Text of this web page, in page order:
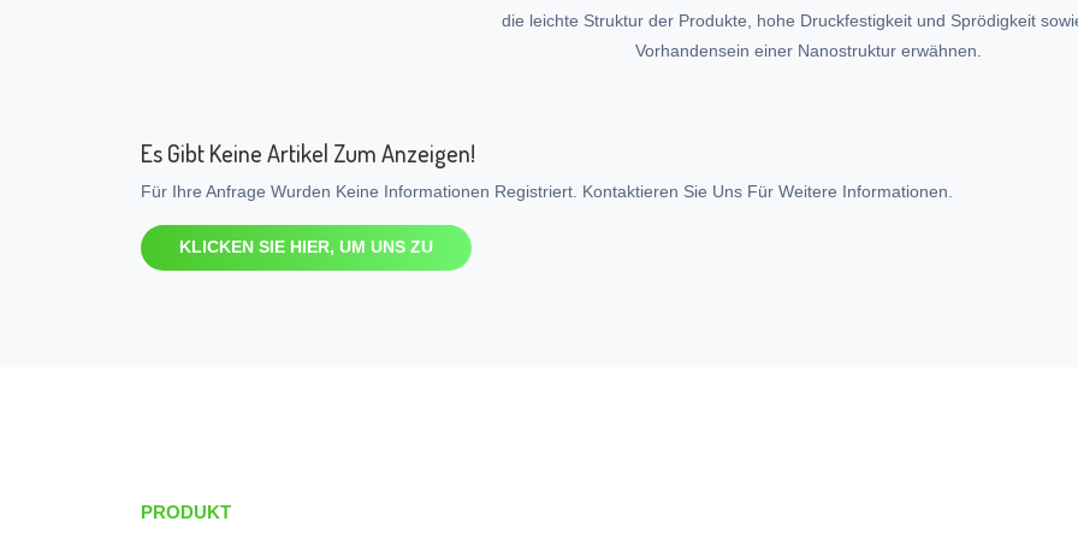
die leichte Struktur der Produkte, hohe Druckfestigkeit und Sprödigkeit
Vorhandensein einer Nanostruktur erwähnen.
Es Gibt Keine Artikel Zum Anzeigen!
Für Ihre Anfrage Wurden Keine Informationen Registriert. Kontaktieren Sie Uns Für Weitere Informationen.
KLICKEN SIE HIER, UM UNS ZU
PRODUKT